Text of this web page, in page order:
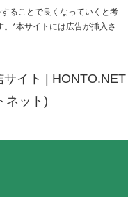
ることで良くなっていくと考
*本サイトには広告が挿入さ
イト | HONTO.NET
ネット)